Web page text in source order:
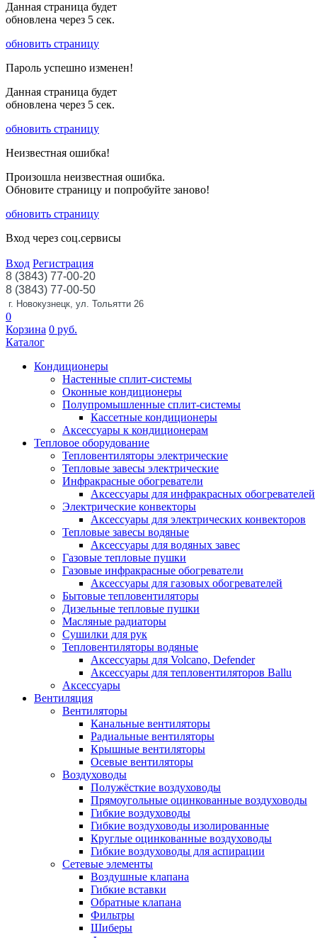
Данная страница будет
обновлена через 5 сек.
обновить страницу
Пароль успешно изменен!
Данная страница будет
обновлена через 5 сек.
обновить страницу
Неизвестная ошибка!
Произошла неизвестная ошибка.
Обновите страницу и попробуйте заново!
обновить страницу
Вход через соц.сервисы
Вход Регистрация
8 (3843) 77-00-20
8 (3843) 77-00-50
г. Новокузнецк, ул. Тольятти 26
0
Корзина 0 руб.
Каталог
Кондиционеры
Настенные сплит-системы
Оконные кондиционеры
Полупромышленные сплит-системы
Кассетные кондиционеры
Аксессуары к кондиционерам
Тепловое оборудование
Тепловентиляторы электрические
Тепловые завесы электрические
Инфракрасные обогреватели
Аксессуары для инфракрасных обогревателей
Электрические конвекторы
Аксессуары для электрических конвекторов
Тепловые завесы водяные
Аксессуары для водяных завес
Газовые тепловые пушки
Газовые инфракрасные обогреватели
Аксессуары для газовых обогревателей
Бытовые тепловентиляторы
Дизельные тепловые пушки
Масляные радиаторы
Сушилки для рук
Тепловентиляторы водяные
Аксессуары для Volcano, Defender
Аксессуары для тепловентиляторов Ballu
Аксессуары
Вентиляция
Вентиляторы
Канальные вентиляторы
Радиальные вентиляторы
Крышные вентиляторы
Осевые вентиляторы
Воздуховоды
Полужёсткие воздуховоды
Прямоугольные оцинкованные воздуховоды
Гибкие воздуховоды
Гибкие воздуховоды изолированные
Круглые оцинкованные воздуховоды
Гибкие воздуховоды для аспирации
Сетевые элементы
Воздушные клапана
Гибкие вставки
Обратные клапана
Фильтры
Шиберы